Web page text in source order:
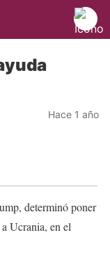
Hace 1 año
determinó poner
Ucrania, en el